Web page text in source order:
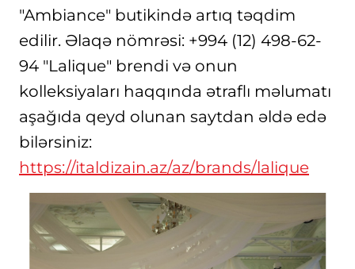
"Ambiance" butikində artıq təqdim
edilir. Əlaqə nömrəsi: +994 (12) 498-62-
94 "Lalique" brendi və onun
kolleksiyaları haqqında ətraflı məlumatı
aşağıda qeyd olunan saytdan əldə edə
bilərsiniz:
https://italdizain.az/az/brands/lalique